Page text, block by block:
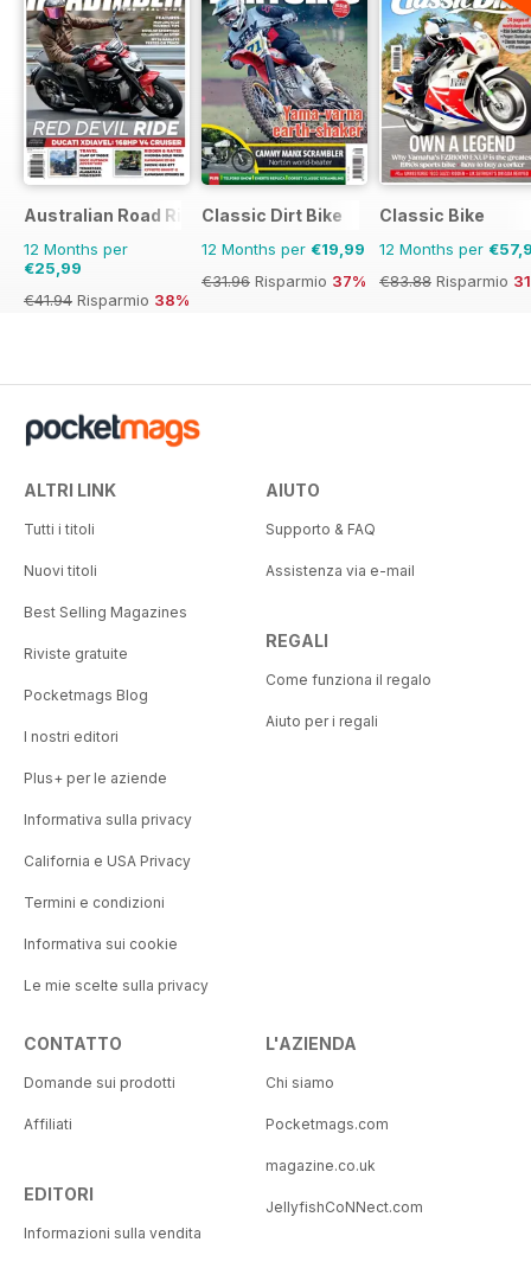
Australian Road Rider
12 Months per
€25,99
€41.94 Risparmio 38%
Classic Dirt Bike
12 Months per €19,99
€31.96 Risparmio 37%
Classic Bike
12 Months per
€83.88 Risparmio
ALTRI LINK
Tutti i titoli
Nuovi titoli
Best Selling Magazines
Riviste gratuite
Pocketmags Blog
I nostri editori
Plus+ per le aziende
Informativa sulla privacy
California e USA Privacy
Termini e condizioni
Informativa sui cookie
Le mie scelte sulla privacy
AIUTO
Supporto & FAQ
Assistenza via e-mail
REGALI
Come funziona il regalo
Aiuto per i regali
CONTATTO
Domande sui prodotti
Affiliati
EDITORI
Informazioni sulla vendita
L'AZIENDA
Chi siamo
Pocketmags.com
magazine.co.uk
JellyfishCoNNect.com